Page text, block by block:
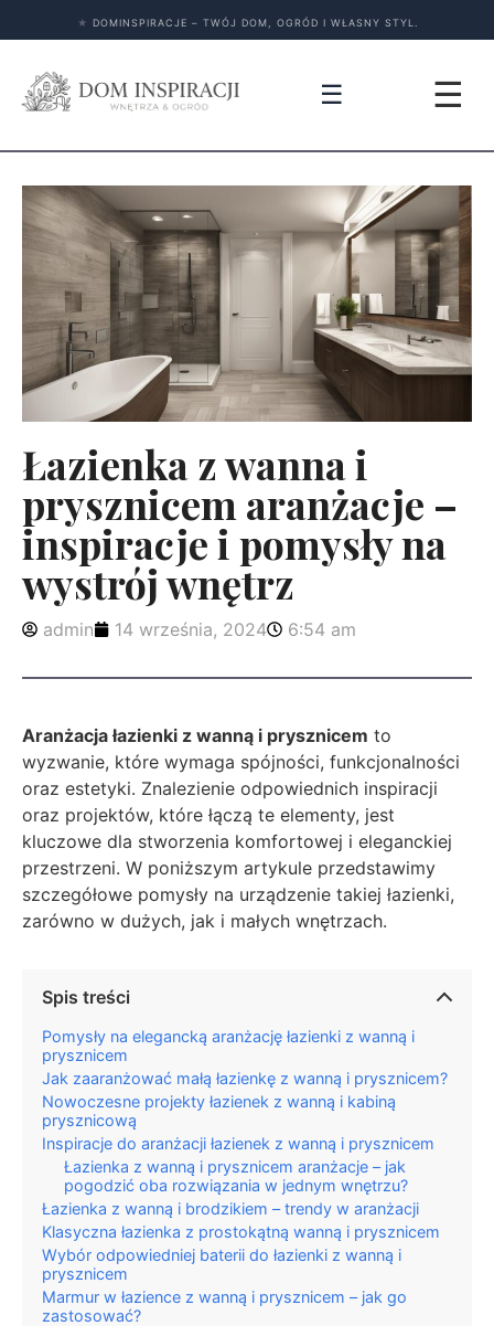
★ DOMINSPIRACJE – TWÓJ DOM, OGRÓD I WŁASNY STYL.
☰ ☰
Łazienka z wanna i
prysznicem aranżacje –
inspiracje i pomysły na
wystrój wnętrz
admin 14 września, 2024 6:54 am
Aranżacja łazienki z wanną i prysznicem to
wyzwanie, które wymaga spójności, funkcjonalności
oraz estetyki. Znalezienie odpowiednich inspiracji
oraz projektów, które łączą te elementy, jest
kluczowe dla stworzenia komfortowej i eleganckiej
przestrzeni. W poniższym artykule przedstawimy
szczegółowe pomysły na urządzenie takiej łazienki,
zarówno w dużych, jak i małych wnętrzach.
Spis treści
Pomysły na elegancką aranżację łazienki z wanną i
prysznicem
Jak zaaranżować małą łazienkę z wanną i prysznicem?
Nowoczesne projekty łazienek z wanną i kabiną
prysznicową
Inspiracje do aranżacji łazienek z wanną i prysznicem
Łazienka z wanną i prysznicem aranżacje – jak
pogodzić oba rozwiązania w jednym wnętrzu?
Łazienka z wanną i brodzikiem – trendy w aranżacji
Klasyczna łazienka z prostokątną wanną i prysznicem
Wybór odpowiedniej baterii do łazienki z wanną i
prysznicem
Marmur w łazience z wanną i prysznicem – jak go
zastosować?